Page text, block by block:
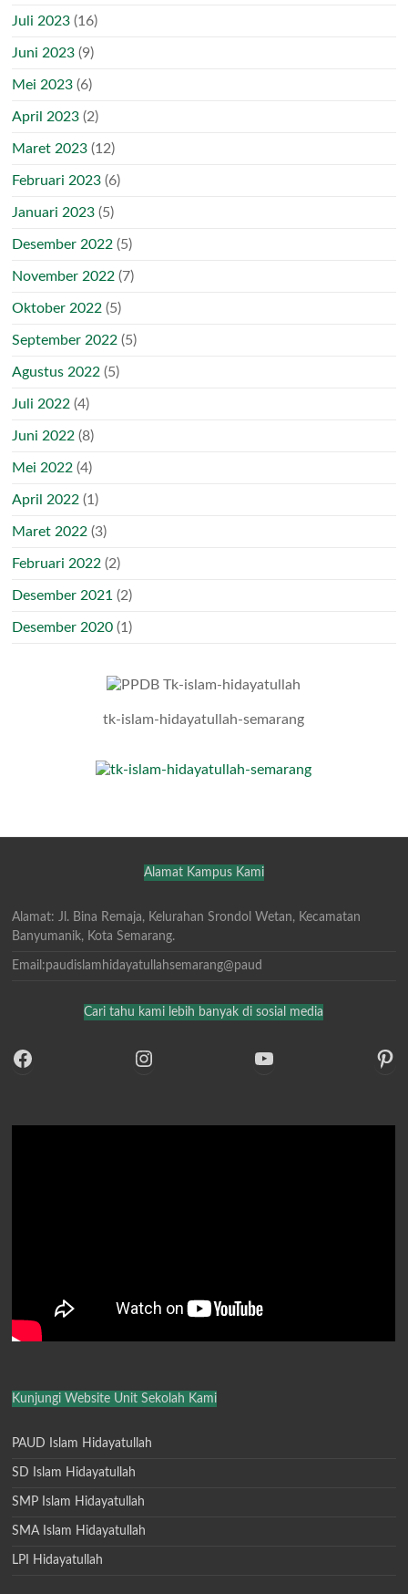
Juli 2023 (16)
Juni 2023 (9)
Mei 2023 (6)
April 2023 (2)
Maret 2023 (12)
Februari 2023 (6)
Januari 2023 (5)
Desember 2022 (5)
November 2022 (7)
Oktober 2022 (5)
September 2022 (5)
Agustus 2022 (5)
Juli 2022 (4)
Juni 2022 (8)
Mei 2022 (4)
April 2022 (1)
Maret 2022 (3)
Februari 2022 (2)
Desember 2021 (2)
Desember 2020 (1)
tk-islam-hidayatullah-semarang
Alamat Kampus Kami
Alamat: Jl. Bina Remaja, Kelurahan Srondol Wetan, Kecamatan
Banyumanik, Kota Semarang.
Email:paudislamhidayatullahsemarang@paud
Cari tahu kami lebih banyak di sosial media
https://www.facebook.com/PAUDIslamHidayatullah?mibextid=ZbWKwL
https:// https://www.youtube.com/watch?v=CP-N5ATuLJM
Kunjungi Website Unit Sekolah Kami
PAUD Islam Hidayatullah
SD Islam Hidayatullah
SMP Islam Hidayatullah
SMA Islam Hidayatullah
LPI Hidayatullah